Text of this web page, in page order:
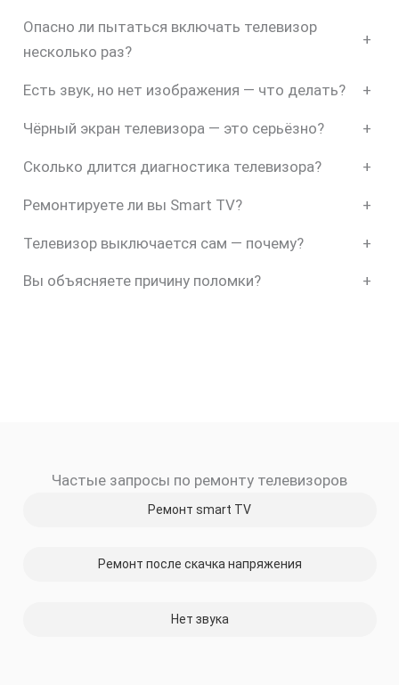
Опасно ли пытаться включать телевизор
несколько раз?
+
Есть звук, но нет изображения — что делать? +
Чёрный экран телевизора — это серьёзно? +
Сколько длится диагностика телевизора? +
Ремонтируете ли вы Smart TV? +
Телевизор выключается сам — почему? +
Вы объясняете причину поломки? +
Частые запросы по ремонту телевизоров
Ремонт smart TV
Ремонт после скачка напряжения
Нет звука
30%